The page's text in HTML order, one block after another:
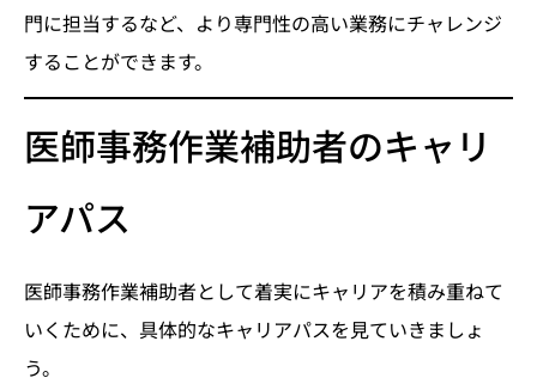
門に担当するなど、より専門性の高い業務にチャレンジ
することができます。
医師事務作業補助者のキャリ
アパス
医師事務作業補助者として着実にキャリアを積み重ねて
いくために、具体的なキャリアパスを見ていきましょ
う。